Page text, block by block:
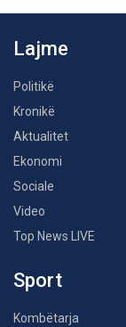
Lajme
Politikë
Kronikë
Aktualitet
Ekonomi
Sociale
Video
Top News LIVE
Sport
Kombëtarja